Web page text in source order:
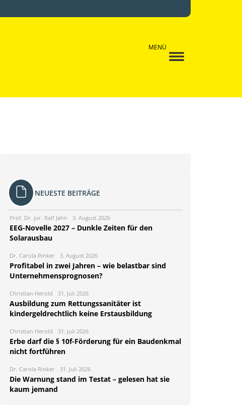
MENÜ
NEUESTE BEITRÄGE
Prof. Dr. jur. Ralf Jahn 3. August 2026
EEG-Novelle 2027 – Dunkle Zeiten für den
Solarausbau
Dr. Carola Rinker 3. August 2026
Profitabel in zwei Jahren – wie belastbar sind
Unternehmensprognosen?
Christian Herold 31. Juli 2026
Ausbildung zum Rettungssanitäter ist
kindergeldrechtlich keine Erstausbildung
Christian Herold 31. Juli 2026
Erbe darf die § 10f-Förderung für ein Baudenkmal
nicht fortführen
Dr. Carola Rinker 31. Juli 2026
Die Warnung stand im Testat – gelesen hat sie
kaum jemand